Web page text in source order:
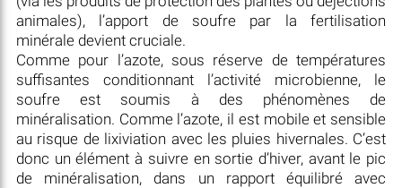
animales), l’apport de soufre par la fertilisation
minérale devient cruciale.
Comme pour l’azote, sous réserve de températures
suffisantes conditionnant l’activité microbienne, le
soufre est soumis à des phénomènes de
minéralisation. Comme l’azote, il est mobile et sensible
au risque de lixiviation avec les pluies hivernales. C’est
donc un élément à suivre en sortie d’hiver, avant le pic
de minéralisation, dans un rapport équilibré avec